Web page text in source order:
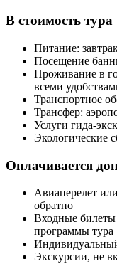
В стоимость
Питание:
Посещение
Проживание в
всеми
Транспортное
Трансфер:
Услуги гида-
Экологические
Оплачивается
Авиаперелет
обратно
Входные билеты
программы тура
Экскурсии, не